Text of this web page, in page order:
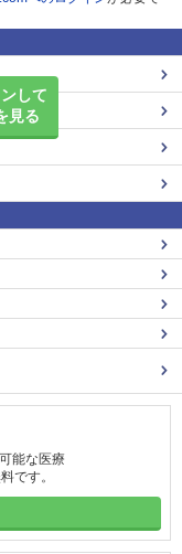
して
見る
能な医療
です。